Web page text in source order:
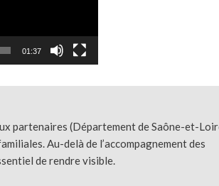
01:37
partenaires (Département de Saône-et-
Au-delà de l’accompagnement des
de rendre visible.